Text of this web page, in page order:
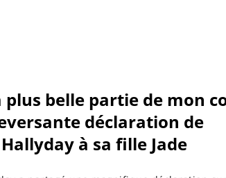
plus belle partie de mon
déclaration de
à sa fille Jade